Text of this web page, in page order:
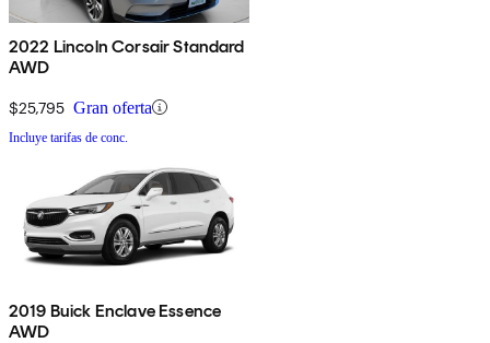
2022 Lincoln Corsair Standard
AWD
$25,795 Gran oferta
Incluye tarifas de conc.
2019 Buick Enclave Essence
AWD